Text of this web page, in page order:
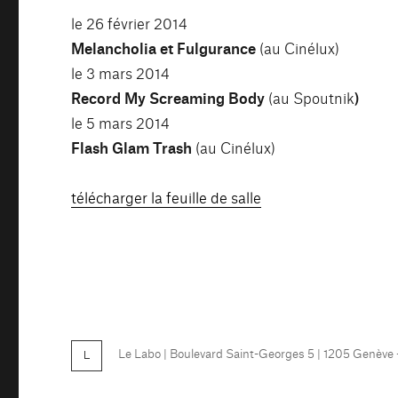
le 26 février 2014
Melancholia et Fulgurance (au Cinélux)
le 3 mars 2014
Record My Screaming Body (au Spoutnik)
le 5 mars 2014
Flash Glam Trash (au Cinélux)
télécharger la feuille de salle
Le Labo | Boulevard Saint-Georges 5 | 1205 Genève